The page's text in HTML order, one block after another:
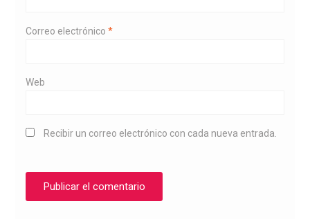
Correo electrónico *
Web
Recibir un correo electrónico con cada nueva entrada.